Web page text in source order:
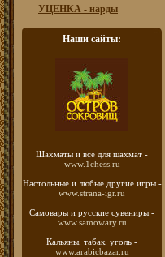
УЦЕНКА - нарды
Наши сайты:
Шахматы и все для шахмат -
www.1chess.ru
Настольные и любые другие игры -
www.strana-igr.ru
Самовары и русские сувениры -
www.samowary.ru
Кальяны, табак, уголь -
www.arabicbazar.ru